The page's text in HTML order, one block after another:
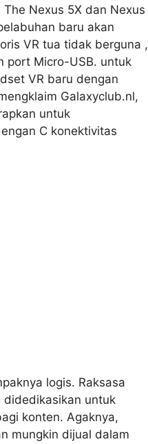
Nexus 5X dan Nexus
baru akan
VR tua tidak berguna ,
port Micro-USB. untuk
VR baru dengan
Galaxyclub.nl,
untuk
C konektivitas
logis. Raksasa
didedikasikan untuk
konten. Agaknya,
mungkin dijual dalam